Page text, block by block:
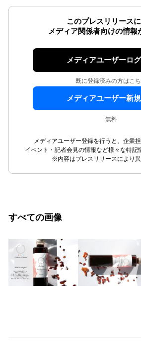
このプレスリリースに
メディア関係者向けの情報
メディアユーザーロ
既に登録済みの方はこ
メディアユーザー新
無料
メディアユーザー登録を行うと、企業担
イベント・記者会見の情報など様々な特記
※内容はプレスリリースにより異
すべての画像